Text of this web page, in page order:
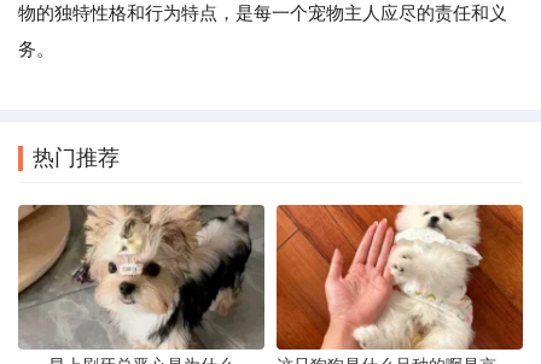
物的独特性格和行为特点，是每一个宠物主人应尽的责任和义
务。
热门推荐